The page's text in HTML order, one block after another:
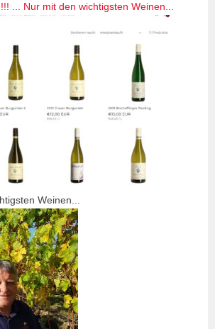
... Nur mit den wichtigsten Weinen...
Weinen...